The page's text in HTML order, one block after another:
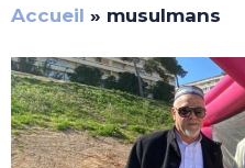
Accueil » musulmans